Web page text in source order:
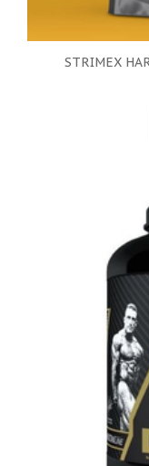
STRIMEX